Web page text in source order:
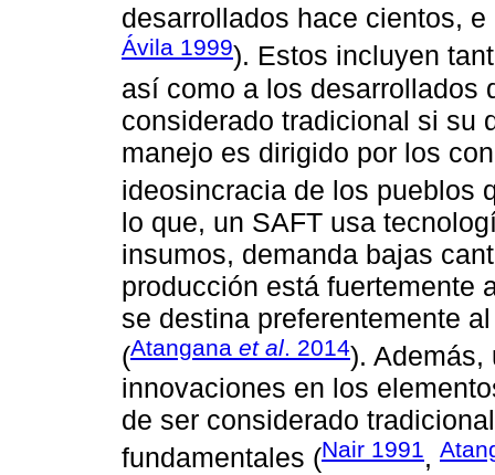
desarrollados hace cientos,
Ávila 1999). Estos incluyen
así como a los desarrollados
considerado tradicional si su
manejo es dirigido por los
ideosincracia de los pueblos
lo que, un SAFT usa
insumos, demanda bajas
producción está fuertemente
se destina preferentemente
(Atangana et al. 2014). Además,
innovaciones en los
de ser considerado
fundamentales (Nair 1991,